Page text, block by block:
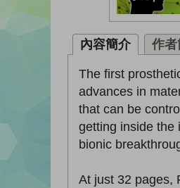
內容簡介 作者
The first
advances in
that can be
getting inside the
bionic
At just 32 pages,